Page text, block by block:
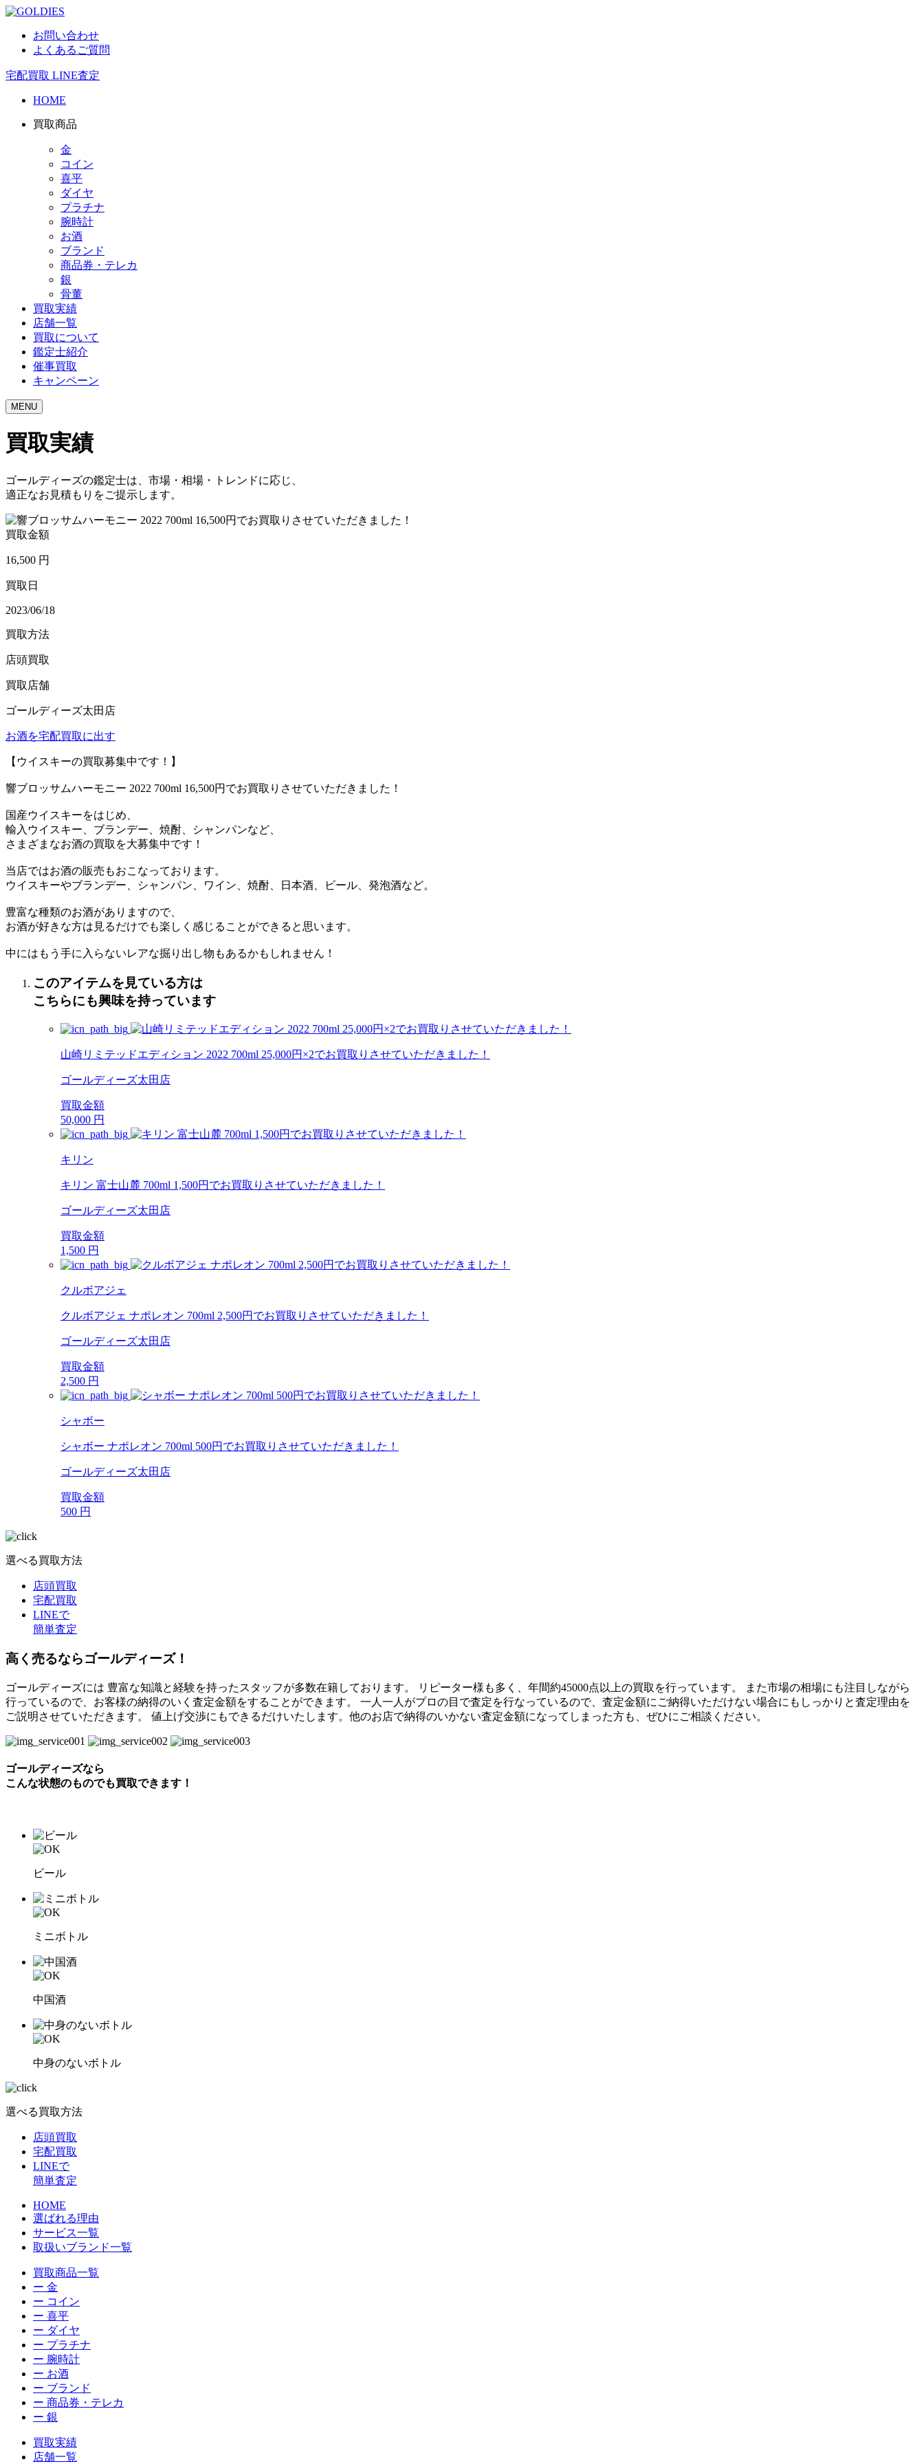
お問い合わせ
よくあるご質問
宅配買取 LINE査定
HOME
買取商品
金
コイン
喜平
ダイヤ
プラチナ
腕時計
お酒
ブランド
商品券・テレカ
銀
骨董
買取実績
店舗一覧
買取について
鑑定士紹介
催事買取
キャンペーン
MENU
買取実績
ゴールディーズの鑑定士は、市場・相場・トレンドに応じ、
適正なお見積もりをご提示します。
買取金額
16,500 円
買取日
2023/06/18
買取方法
店頭買取
買取店舗
ゴールディーズ太田店
お酒を宅配買取に出す
【ウイスキーの買取募集中です！】
響ブロッサムハーモニー 2022 700ml 16,500円でお買取りさせていただきました！
国産ウイスキーをはじめ、
輸入ウイスキー、ブランデー、焼酎、シャンパンなど、
さまざまなお酒の買取を大募集中です！
当店ではお酒の販売もおこなっております。
ウイスキーやブランデー、シャンパン、ワイン、焼酎、日本酒、ビール、発泡酒など。
豊富な種類のお酒がありますので、
お酒が好きな方は見るだけでも楽しく感じることができると思います。
中にはもう手に入らないレアな掘り出し物もあるかもしれません！
このアイテムを見ている方は
こちらにも興味を持っています
山崎リミテッドエディション 2022 700ml 25,000円×2でお買取りさせていただきました！
ゴールディーズ太田店
買取金額
50,000 円
キリン
キリン 富士山麓 700ml 1,500円でお買取りさせていただきました！
ゴールディーズ太田店
買取金額
1,500 円
クルボアジェ
クルボアジェ ナポレオン 700ml 2,500円でお買取りさせていただきました！
ゴールディーズ太田店
買取金額
2,500 円
シャボー
シャボー ナポレオン 700ml 500円でお買取りさせていただきました！
ゴールディーズ太田店
買取金額
500 円
選べる買取方法
店頭買取
宅配買取
LINEで
簡単査定
高く売るならゴールディーズ！
ゴールディーズには 豊富な知識と経験を持ったスタッフが多数在籍しております。 リピーター様も多く、年間約45000点以上の買取を行っています。 また市場の相場にも注目しながら
行っているので、お客様の納得のいく査定金額をすることができます。 一人一人がプロの目で査定を行なっているので、査定金額にご納得いただけない場合にもしっかりと査定理由を
ご説明させていただきます。 値上げ交渉にもできるだけいたします。他のお店で納得のいかない査定金額になってしまった方も、ぜひにご相談ください。
ゴールディーズなら
こんな状態のものでも買取できます！
ビール
ミニボトル
中国酒
中身のないボトル
選べる買取方法
店頭買取
宅配買取
LINEで
簡単査定
HOME
選ばれる理由
サービス一覧
取扱いブランド一覧
買取商品一覧
ー 金
ー コイン
ー 喜平
ー ダイヤ
ー プラチナ
ー 腕時計
ー お酒
ー ブランド
ー 商品券・テレカ
ー 銀
買取実績
店舗一覧